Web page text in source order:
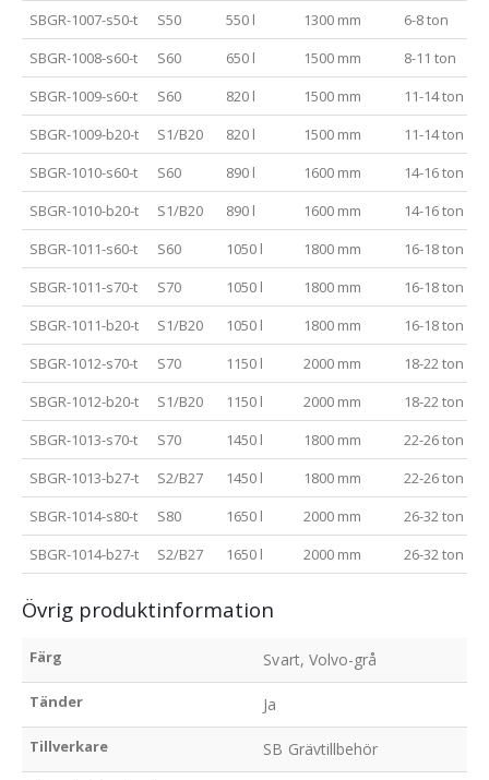
SBGR-1007-s50-t
S50 550 l 1300 mm
6-8 ton
SBGR-1008-s60-t
S60 650 l 1500 mm
8-11 ton
SBGR-1009-s60-t
S60 820 l 1500 mm
11-14 ton
SBGR-1009-b20-t
S1/B20 820 l 1500 mm
11-14 ton
SBGR-1010-s60-t
S60 890 l 1600 mm
14-16 ton
SBGR-1010-b20-t
S1/B20 890 l 1600 mm
14-16 ton
SBGR-1011-s60-t
S60 1050 l 1800 mm
16-18 ton
SBGR-1011-s70-t
S70 1050 l 1800 mm
16-18 ton
SBGR-1011-b20-t
S1/B20 1050 l 1800 mm
16-18 ton
SBGR-1012-s70-t
S70 1150 l 2000 mm
18-22 ton
SBGR-1012-b20-t
S1/B20 1150 l 2000 mm
18-22 ton
SBGR-1013-s70-t
S70 1450 l 1800 mm
22-26 ton
SBGR-1013-b27-t
S2/B27 1450 l 1800 mm
22-26 ton
SBGR-1014-s80-t
S80 1650 l 2000 mm
26-32 ton
SBGR-1014-b27-t
S2/B27 1650 l 2000 mm 26-32 ton
Övrig produktinformation
Färg Svart, Volvo-grå
Tänder Ja
Tillverkare SB Grävtillbehör